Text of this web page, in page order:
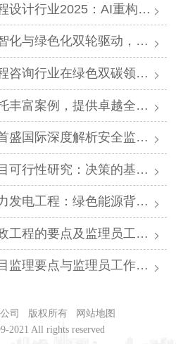
AI重构、绿色转型与全链整合新纪元
轮驱动，工程咨询业迎千亿新蓝海
业在绿色双碳领域的发展科普
例，提供卓越全过程工程咨询
深度解析安全监理核心防线
决策的基石与首盛国际的专业护航
源背后的技术攻坚与首盛国际的专业力量
的要点及监理员工工程指南
员工作指南：以专业守护工程质量底线
司 版权所有
网站地图
2021 All rights reserved